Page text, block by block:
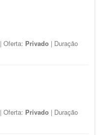
| Oferta: Privado | Duração
| Oferta: Privado | Duração